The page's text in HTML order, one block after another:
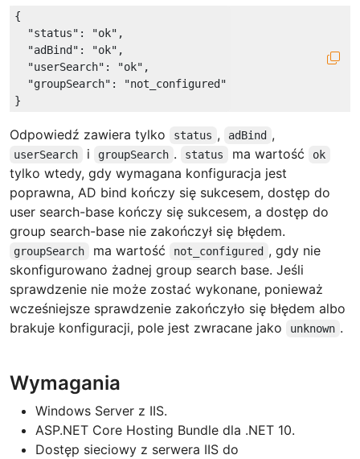
{
"status" : "ok" ,
"adBind" : "ok" ,
"userSearch" : "ok" ,
"groupSearch" :
"not_configured"
Odpowiedź zawiera tylko status , adBind ,
userSearch i groupSearch . status ma wartość ok
tylko wtedy, gdy wymagana konfiguracja jest
poprawna, AD bind kończy się sukcesem, dostęp do
user search-base kończy się sukcesem, a dostęp do
group search-base nie zakończył się błędem.
groupSearch ma wartość not_configured , gdy nie
skonfigurowano żadnej group search base. Jeśli
sprawdzenie nie może zostać wykonane, ponieważ
wcześniejsze sprawdzenie zakończyło się błędem albo
brakuje konfiguracji, pole jest zwracane jako
unknown .
Wymagania
Windows Server z IIS.
ASP.NET Core Hosting Bundle dla .NET 10.
Dostęp sieciowy z serwera IIS do